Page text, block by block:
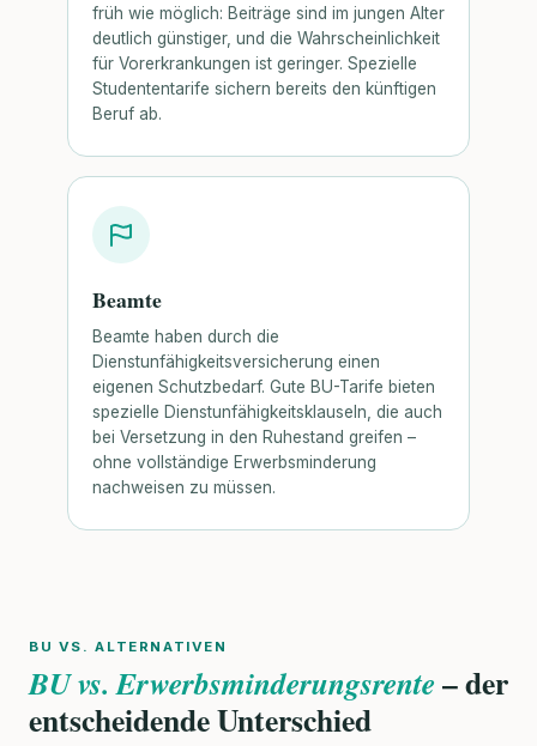
früh wie möglich: Beiträge sind im jungen Alter
deutlich günstiger, und die Wahrscheinlichkeit
für Vorerkrankungen ist geringer. Spezielle
Studententarife sichern bereits den künftigen
Beruf ab.
Beamte
Beamte haben durch die
Dienstunfähigkeitsversicherung einen
eigenen Schutzbedarf. Gute BU-Tarife bieten
spezielle Dienstunfähigkeitsklauseln, die auch
bei Versetzung in den Ruhestand greifen –
ohne vollständige Erwerbsminderung
nachweisen zu müssen.
BU VS. ALTERNATIVEN
BU vs. Erwerbsminderungsrente– der
entscheidende Unterschied